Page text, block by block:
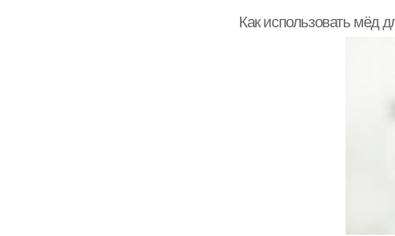
Как использовать мёд